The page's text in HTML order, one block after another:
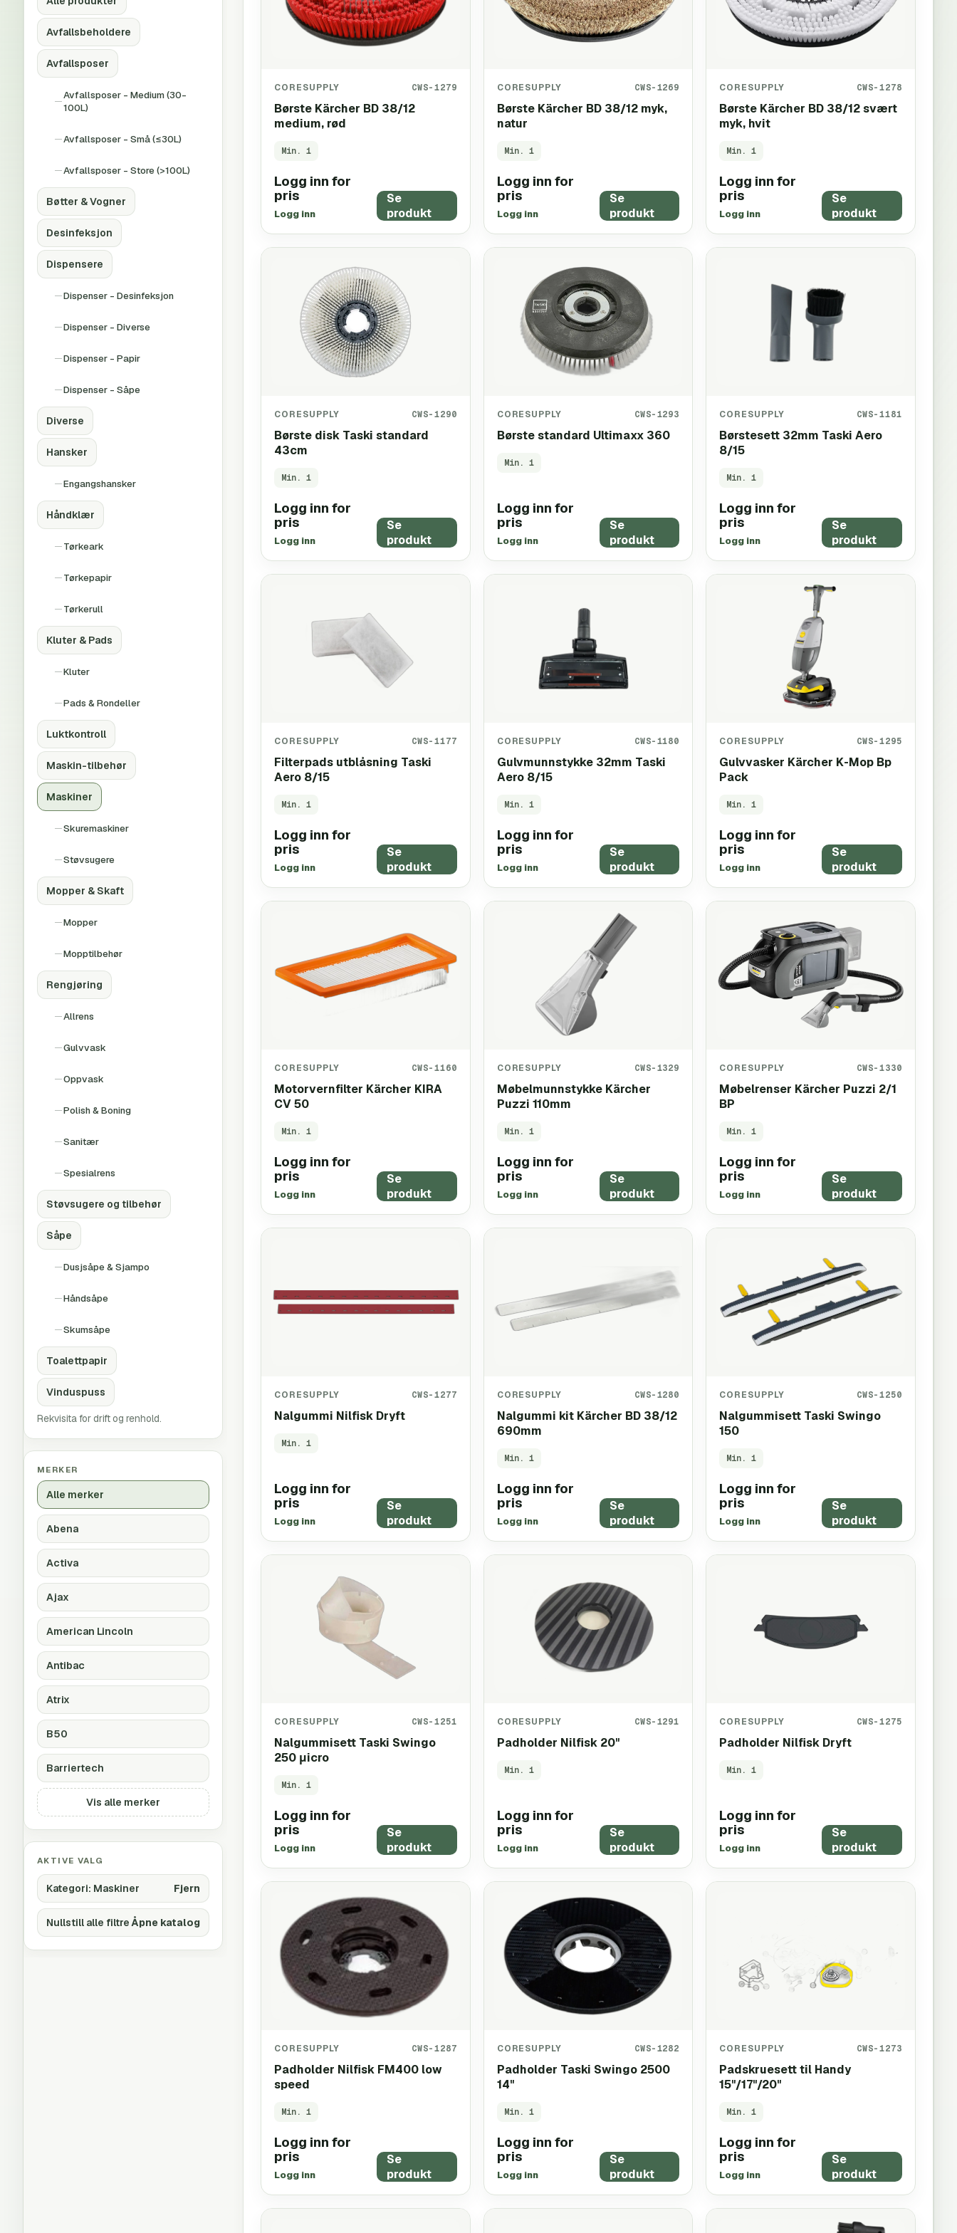
Avfallsbeholdere
Avfallsposer
Avfallsposer - Medium (30-
100L)
Avfallsposer - Små (≤30L)
Avfallsposer - Store (>100L)
Bøtter & Vogner
Desinfeksjon
Dispensere
Dispenser - Desinfeksjon
Dispenser - Diverse
Dispenser - Papir
Dispenser - Såpe
Diverse
Hansker
Engangshansker
Håndklær
Tørkeark
Tørkepapir
Tørkerull
Kluter & Pads
Kluter
Pads & Rondeller
Luktkontroll
Maskin-tilbehør
Maskiner
Skuremaskiner
Støvsugere
Mopper & Skaft
Mopper
Mopptilbehør
Rengjøring
Allrens
Gulvvask
Oppvask
Polish & Boning
Sanitær
Spesialrens
Støvsugere og tilbehør
Såpe
Dusjsåpe & Sjampo
Håndsåpe
Skumsåpe
Toalettpapir
Vinduspuss
Rekvisita for drift og renhold.
MERKER
Alle merker
Abena
Activa
Ajax
American Lincoln
Antibac
Atrix
B50
Barriertech
Vis alle merker
AKTIVE VALG
Kategori: Maskiner Fjern
Nullstill alle filtreÅpne katalog
CORESUPPLY CWS-1279
Børste Kärcher BD 38/12
medium, rød
Min. 1
Logg inn for
pris
Logg inn
Se
produkt
CORESUPPLY CWS-1269
Børste Kärcher BD 38/12 myk,
natur
Min. 1
Logg inn for
pris
Logg inn
Se
produkt
CORESUPPLY CWS-1278
Børste Kärcher BD 38/12 svært
myk, hvit
Min.1
Logg inn for
pris
Logg inn
Se
produkt
CORESUPPLY CWS-1290
Børste disk Taski standard
43cm
Min. 1
Logg inn for
pris
Logg inn
Se
produkt
CORESUPPLY CWS-1293
Børste standard Ultimaxx 360
Min. 1
Logg inn for
pris
Logg inn
Se
produkt
CORESUPPLY CWS-1181
Børstesett 32mm Taski Aero
8/15
Min.1
Logg inn for
pris
Logg inn
Se
produkt
CORESUPPLY CWS-1177
Filterpads utblåsning Taski
Aero 8/15
Min. 1
Logg inn for
pris
Logg inn
Se
produkt
CORESUPPLY CWS-1180
Gulvmunnstykke 32mm Taski
Aero 8/15
Min. 1
Logg inn for
pris
Logg inn
Se
produkt
CORESUPPLY CWS-1295
Gulvvasker Kärcher K-Mop Bp
Pack
Min.1
Logg inn for
pris
Logg inn
Se
produkt
CORESUPPLY CWS-1160
Motorvernfilter Kärcher KIRA
CV 50
Min. 1
Logg inn for
pris
Logg inn
Se
produkt
CORESUPPLY CWS-1329
Møbelmunnstykke Kärcher
Puzzi 110mm
Min. 1
Logg inn for
pris
Logg inn
Se
produkt
CORESUPPLY CWS-1330
Møbelrenser Kärcher Puzzi 2/1
BP
Min.1
Logg inn for
pris
Logg inn
Se
produkt
CORESUPPLY CWS-1277
Nalgummi Nilfisk Dryft
Min. 1
Logg inn for
pris
Logg inn
Se
produkt
CORESUPPLY CWS-1280
Nalgummi kit Kärcher BD 38/12
690mm
Min. 1
Logg inn for
pris
Logg inn
Se
produkt
CORESUPPLY CWS-1250
Nalgummisett Taski Swingo
150
Min.1
Logg inn for
pris
Logg inn
Se
produkt
CORESUPPLY CWS-1251
Nalgummisett Taski Swingo
250 μicro
Min. 1
Logg inn for
pris
Logg inn
Se
produkt
CORESUPPLY CWS-1291
Padholder Nilfisk 20"
Min. 1
Logg inn for
pris
Logg inn
Se
produkt
CORESUPPLY CWS-1275
Padholder Nilfisk Dryft
Min.1
Logg inn for
pris
Logg inn
Se
produkt
CORESUPPLY CWS-1287
Padholder Nilfisk FM400 low
speed
Min. 1
Logg inn for
pris
Logg inn
Se
produkt
CORESUPPLY CWS-1282
Padholder Taski Swingo 2500
14"
Min. 1
Logg inn for
pris
Logg inn
Se
produkt
CORESUPPLY CWS-1273
Padskruesett til Handy
15"/17"/20"
Min.1
Logg inn for
pris
Logg inn
Se
produkt